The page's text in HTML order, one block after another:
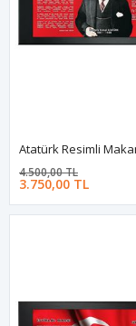
3.750,00 TL
4.500,00 TL